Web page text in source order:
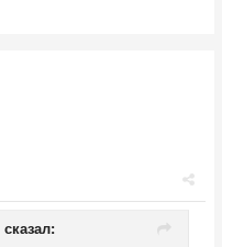
сказал: